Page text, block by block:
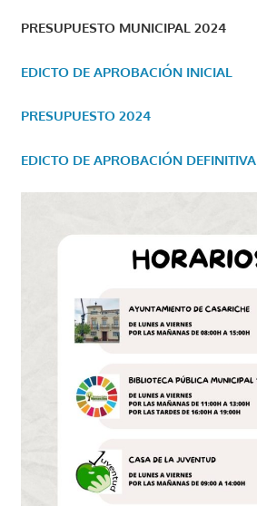
PRESUPUESTO MUNICIPAL 2024
EDICTO DE APROBACIÓN INICIAL
PRESUPUESTO 2024
EDICTO DE APROBACIÓN DEFINITIVA